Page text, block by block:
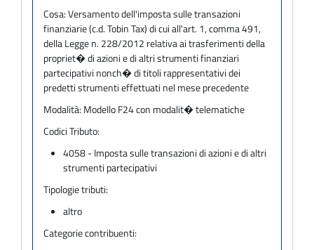
Cosa:Versamento dell'imposta sulle transazioni
finanziarie (c.d. Tobin Tax) di cui all'art. 1, comma 491,
della Legge n. 228/2012 relativa ai trasferimenti della
propriet� di azioni e di altri strumenti finanziari
partecipativi nonch� di titoli rappresentativi dei
predetti strumenti effettuati nel mese precedente
Modalità: Modello F24 con modalit� telematiche
Codici Tributo:
4058 - Imposta sulle transazioni di azioni e di altri
strumenti partecipativi
Tipologie tributi:
altro
Categorie contribuenti: